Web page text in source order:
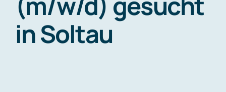
Ablauf
in Soltau